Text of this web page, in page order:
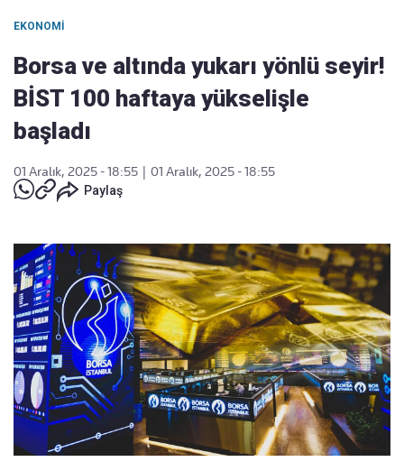
EKONOMI
Borsa ve altında yukarı yönlü seyir!
BİST 100 haftaya yükselişle
başladı
01 Aralık, 2025 - 18:55
01 Aralık, 2025 - 18:55
Paylaş